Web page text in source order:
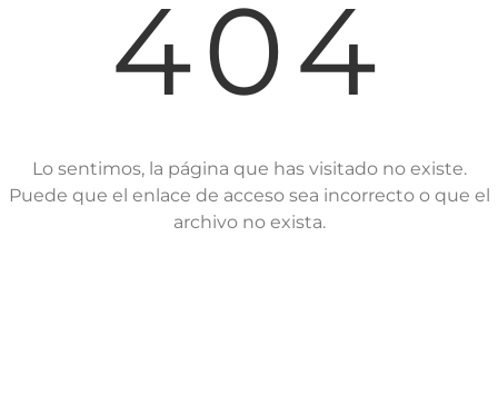
404
Lo sentimos, la página que has visitado no existe.
Puede que el enlace de acceso sea incorrecto o que el
archivo no exista.